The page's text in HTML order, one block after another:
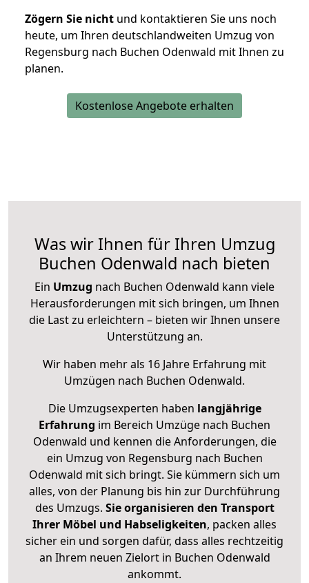
Zögern Sie nicht und kontaktieren Sie uns noch
heute, um Ihren deutschlandweiten Umzug von
Regensburg nach Buchen Odenwald mit Ihnen zu
planen.
Kostenlose Angebote erhalten
Was wir Ihnen für Ihren Umzug
Buchen Odenwald nach bieten
Ein Umzug nach Buchen Odenwald kann viele
Herausforderungen mit sich bringen, um Ihnen
die Last zu erleichtern – bieten wir Ihnen unsere
Unterstützung an.
Wir haben mehr als 16 Jahre Erfahrung mit
Umzügen nach Buchen Odenwald.
Die Umzugsexperten haben langjährige
Erfahrung im Bereich Umzüge nach Buchen
Odenwald und kennen die Anforderungen, die
ein Umzug von Regensburg nach Buchen
Odenwald mit sich bringt. Sie kümmern sich um
alles, von der Planung bis hin zur Durchführung
des Umzugs. Sie organisieren den Transport
Ihrer Möbel und Habseligkeiten, packen alles
sicher ein und sorgen dafür, dass alles rechtzeitig
an Ihrem neuen Zielort in Buchen Odenwald
ankommt.